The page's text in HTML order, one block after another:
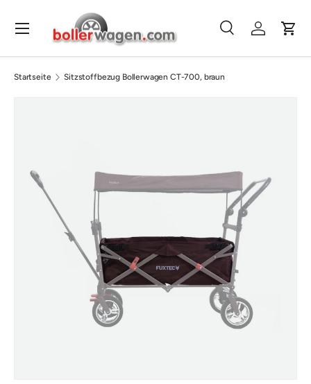
Direkt zum Inhalt
Suchen
SucheEinloggen
Menü
Startseite Sitzstoffbezug Bollerwagen CT-700, braun